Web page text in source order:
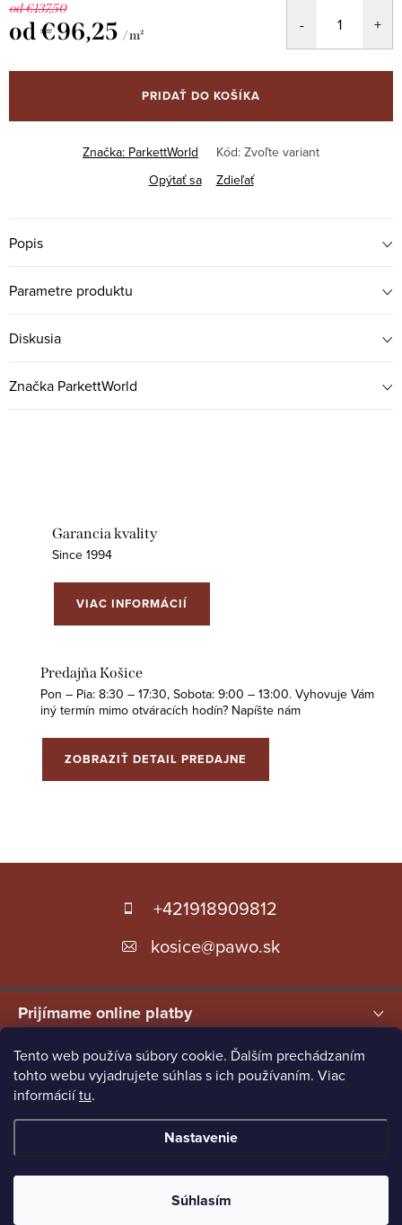
Tento web používa súbory cookie. Ďalším prechádzaním
tohto webu vyjadrujete súhlas s ich používaním. Viac
informáciítu.
Nastavenie
Súhlasím
od €137,50
od€96,25 / m²
cena:
PRIDAŤ DO KOŠÍKA
Značka: ParkettWorld Kód: Zvoľte variant
Opýtať sa
Zdieľať
Popis
Parametre produktu
Diskusia
Značka ParkettWorld
Garancia kvality
Since 1994
VIAC INFORMÁCIÍ
Predajňa Košice
Pon – Pia: 8:30 – 17:30, Sobota: 9:00 – 13:00. Vyhovuje Vám
iný termín mimo otváracích hodín? Napíšte nám
ZOBRAZIŤ DETAIL PREDAJNE
t
i
+421918909812
kosice@pawo.sk
Prijímame online platby
Pawo.sk ParkettWorld SK ParkettWorld CZ
Copyright 2026ParkettWorld. Všetky práva vyhradené.